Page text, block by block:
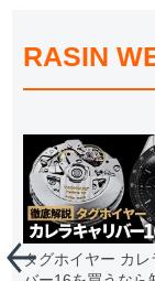
RASIN
タグホイヤー カレ